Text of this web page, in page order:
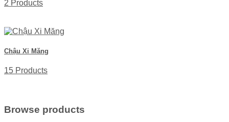
2 Products
Chậu Xi Măng
15 Products
Browse products